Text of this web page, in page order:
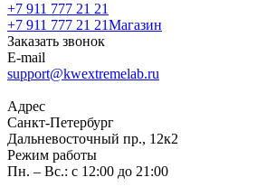
+7 911 777 21 21
+7 911 777 21 21Магазин
Заказать звонок
E-mail
support@kwextremelab.ru
Адрес
Санкт-Петербург
Дальневосточный пр., 12к2
Режим работы
Пн. – Вс.: с 12:00 до 21:00